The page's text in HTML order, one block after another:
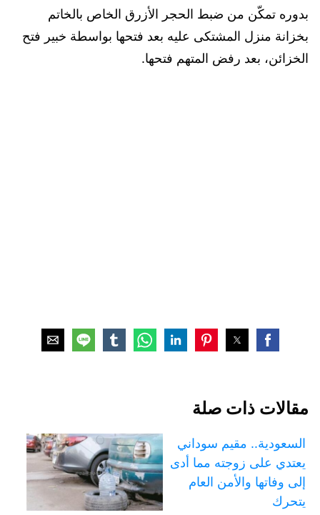
بدوره تمكّن من ضبط الحجر الأزرق الخاص بالخاتم
بخزانة منزل المشتكى عليه بعد فتحها بواسطة خبير فتح
الخزائن، بعد رفض المتهم فتحها.
مقالات ذات صلة
السعودية.. مقيم سوداني
يعتدي على زوجته مما أدى
إلى وفاتها والأمن العام
يتحرك